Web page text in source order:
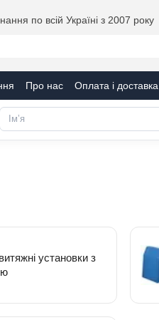
по всій Україні з 2007 року
Про нас Оплата і доставка
установки з